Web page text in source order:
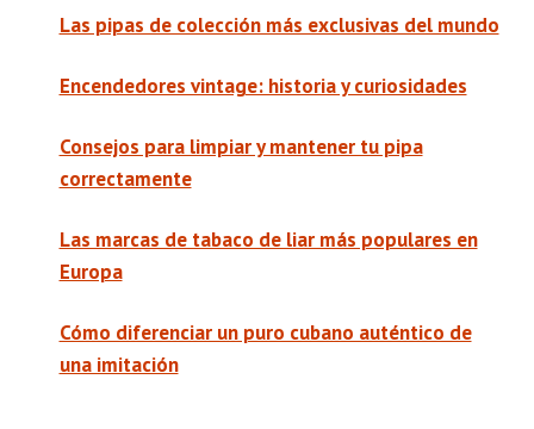
Las pipas de colección más exclusivas del mundo
Encendedores vintage: historia y curiosidades
Consejos para limpiar y mantener tu pipa
correctamente
Las marcas de tabaco de liar más populares en
Europa
Cómo diferenciar un puro cubano auténtico de
una imitación